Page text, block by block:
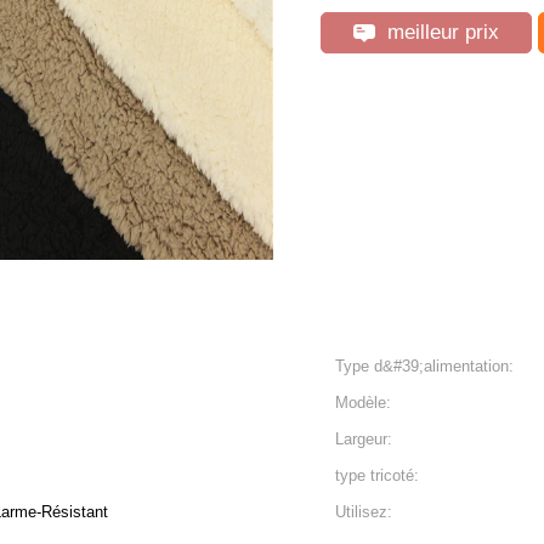
meilleur prix
Type d&#39;alimentation:
Modèle:
Largeur:
type tricoté:
Résistant
Utilisez: